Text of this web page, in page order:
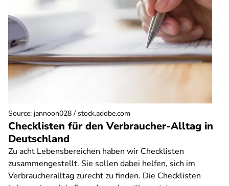
Checklisten für den Verbraucher-Alltag in
Deutschland
Zu acht Lebensbereichen haben wir Checklisten
zusammengestellt. Sie sollen dabei helfen, sich im
Verbraucheralltag zurecht zu finden. Die Checklisten
Source: jannoon028 / stock.adobe.com